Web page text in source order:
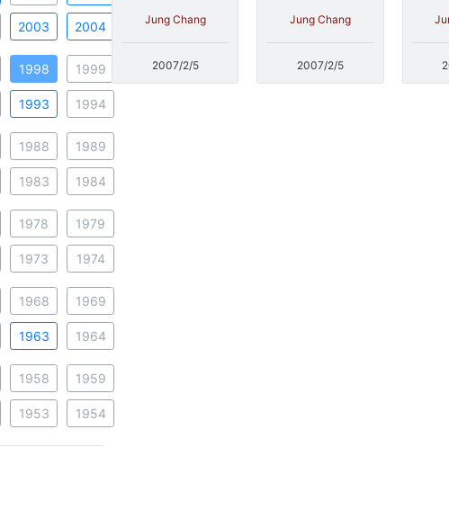
2003 2004
1998 1999
1993 1994
1988 1989
1983 1984
1978 1979
1973 1974
1968 1969
1963 1964
1958 1959
1953 1954
Jung Chang
2007/2/5
Jung Chang
2007/2/5